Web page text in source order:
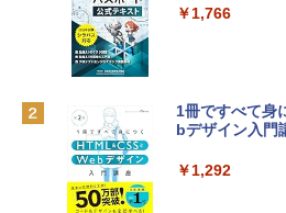
e Intelligence
￥137,800
tomtoc 360°保
インゲームコ
Robloxギフト
インゲームコ
￥1,766
1冊ですべて身
bデザイン入門
￥1,292